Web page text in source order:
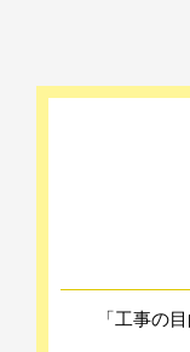
「工事の